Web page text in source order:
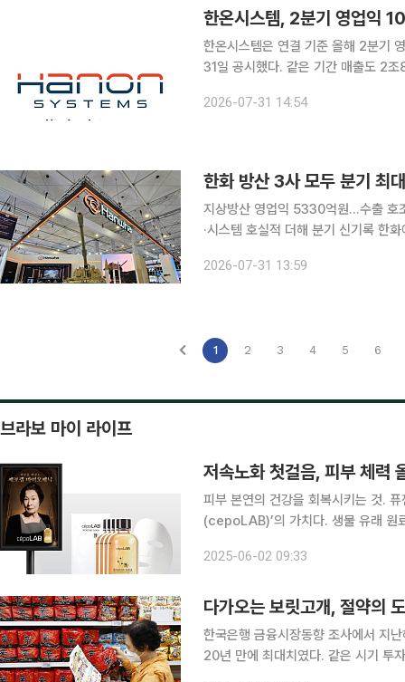
한온시스템, 2분기 영업익
한온시스템은 연결 기준 올해 2분기
31일 공시했다. 같은 기간 매출도 2조8752억원으로 작년 동기 대비 0.6% 늘었다. 한온시스템은
2026-07-31 14:54
한화 방산 3사 모두 분기 최
지상방산 영업익 5330억원…수출 호
·시스템 호실적 더해 분기 신기록 한화에어로스페이스가 지상방산 수출 확대와 자회사 실적 개선에
매출 9조2929억원, 영업이익 1조
2026-07-31 13:59
1 2 3 4 5 6
브라보 마이 라이프
저속노화 첫걸음, 피부 체력
피부 본연의 건강을 회복시키는 것.
(cepoLAB)’의 가치다. 생물 유래 원
장품 브랜드다. 퓨젠바이오는 당뇨병
2025-06-02 09:33
다가오는 보릿고개, 절약의
한국은행 금융시장동향 조사에서 지
20년 만에 최대치였다. 같은 시기